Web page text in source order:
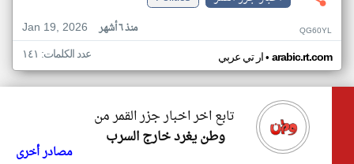
Jan 19, 2026
منذ ٦ أشهر QG60YL
ار تي عربي• arabic.rt.com عدد الكلمات: ١٤١
تابع اخر اخبار جزر القمر من
وطن يغرد خارج السرب
مصادر أخرى